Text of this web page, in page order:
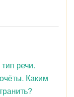
речи.
Каким